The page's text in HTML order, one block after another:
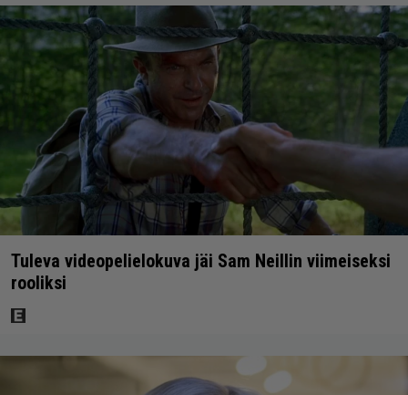
Tuleva videopelielokuva jäi Sam Neillin viimeiseksi
rooliksi